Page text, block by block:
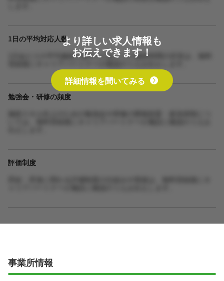
1日の平均対応人数
1日あたりの平均施術人数や1人あたりの施術時間の目安は、無料
勉強会・研修の頻度
評価制度
より詳しい求人情報も
お伝えできます！
詳細情報を聞いてみる
事業所情報